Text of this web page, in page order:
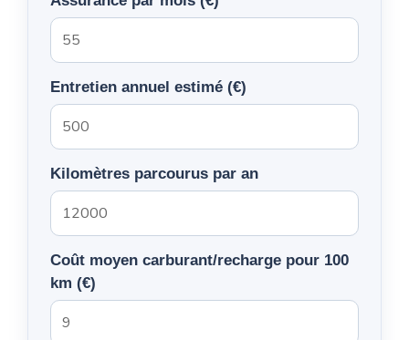
Entretien annuel estimé (€)
Kilomètres parcourus par an
Coût moyen carburant/recharge pour 100
km (€)